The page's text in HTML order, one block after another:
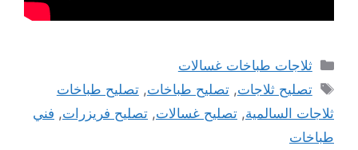
التصنيفات
ثلاجات طباخات غسالات
الوسوم
تصليح ثلاجات,تصليح طباخات,تصليح طباخات
ثلاجات السالمية, تصليح غسالات, تصليح فريزرات, فني
طباخات